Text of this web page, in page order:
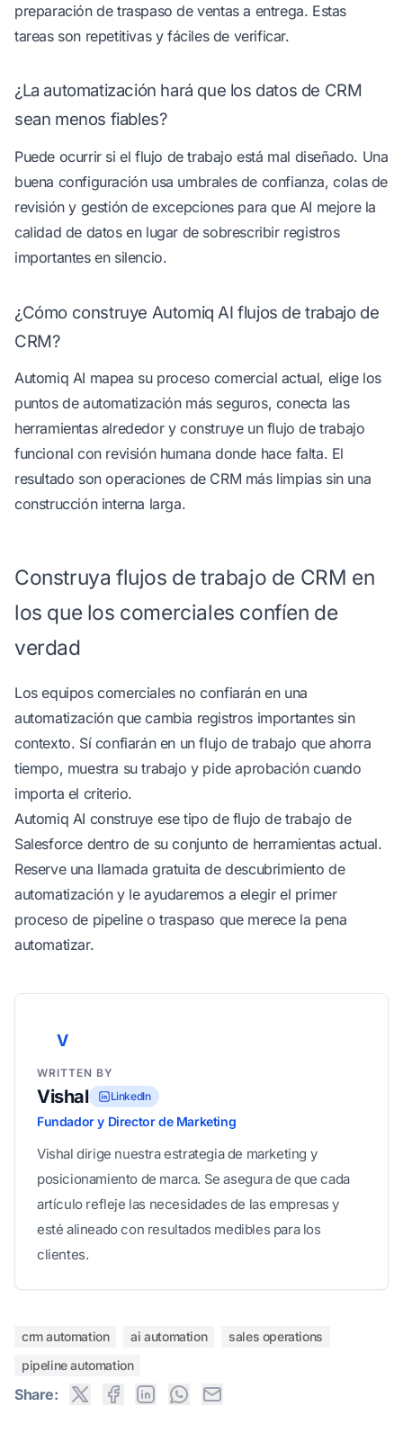
preparación de traspaso de ventas a entrega. Estas
tareas son repetitivas y fáciles de verificar.
¿La automatización hará que los datos de CRM
sean menos fiables?
Puede ocurrir si el flujo de trabajo está mal diseñado. Una
buena configuración usa umbrales de confianza, colas de
revisión y gestión de excepciones para que AI mejore la
calidad de datos en lugar de sobrescribir registros
importantes en silencio.
¿Cómo construye Automiq AI flujos de trabajo de
CRM?
Automiq AI mapea su proceso comercial actual, elige los
puntos de automatización más seguros, conecta las
herramientas alrededor y construye un flujo de trabajo
funcional con revisión humana donde hace falta. El
resultado son operaciones de CRM más limpias sin una
construcción interna larga.
Construya flujos de trabajo de CRM en
los que los comerciales confíen de
verdad
Los equipos comerciales no confiarán en una
automatización que cambia registros importantes sin
contexto. Sí confiarán en un flujo de trabajo que ahorra
tiempo, muestra su trabajo y pide aprobación cuando
importa el criterio.
Automiq AI construye ese tipo de flujo de trabajo de
Salesforce dentro de su conjunto de herramientas actual.
Reserve una llamada gratuita de descubrimiento de
automatizacióny le ayudaremos a elegir el primer
proceso de pipeline o traspaso que merece la pena
automatizar.
V
WRITTEN BY
Vishal LinkedIn
Fundador y Director de Marketing
Vishal dirige nuestra estrategia de marketing y
posicionamiento de marca. Se asegura de que cada
artículo refleje las necesidades de las empresas y
esté alineado con resultados medibles para los
clientes.
crm automation ai automation
sales operations
pipeline automation
Share: